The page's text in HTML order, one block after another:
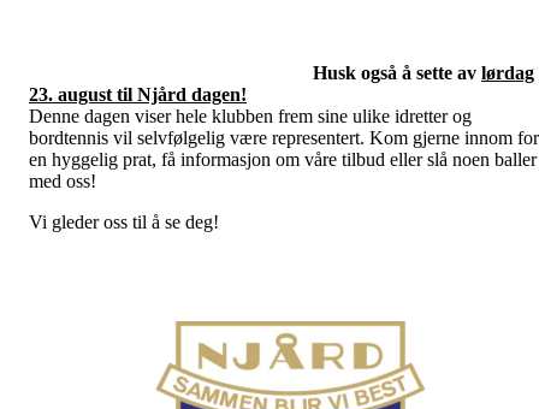
Husk også å sette av lørdag
23. august til Njård dagen!
Denne dagen viser hele klubben frem sine ulike idretter og
bordtennis vil selvfølgelig være representert. Kom gjerne innom for
en hyggelig prat, få informasjon om våre tilbud eller slå noen baller
med oss!
Vi gleder oss til å se deg!